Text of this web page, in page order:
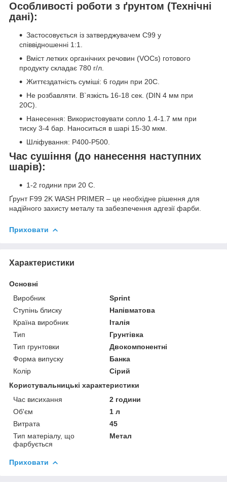
Особливості роботи з ґрунтом (Технічні
дані):
Застосовується із затверджувачем C99 у
співвідношенні 1:1.
Вміст летких органічних речовин (VOCs) готового
продукту складає 780 г/л.
Життєздатність суміші: 6 годин при 20C.
Не розбавляти. В`язкість 16-18 сек. (DIN 4 мм при
20C).
Нанесення: Використовувати сопло 1.4-1.7 мм при
тиску 3-4 бар. Наноситься в шарі 15-30 мкм.
Шліфування: P400-P500.
Час сушіння (до нанесення наступних
шарів):
1-2 години при 20 C.
Ґрунт F99 2K WASH PRIMER – це необхідне рішення для
надійного захисту металу та забезпечення адгезії фарби.
Приховати
Характеристики
Основні
Виробник
Sprint
Ступінь блиску
Напівматова
Країна виробник
Італія
Тип
Грунтівка
Тип грунтовки
Двокомпонентні
Форма випуску
Банка
Колір
Сірий
Користувальницькі характеристики
Час висихання
2 години
Об'єм
1 л
Витрата
45
Тип матеріалу, що
фарбується
Метал
Приховати